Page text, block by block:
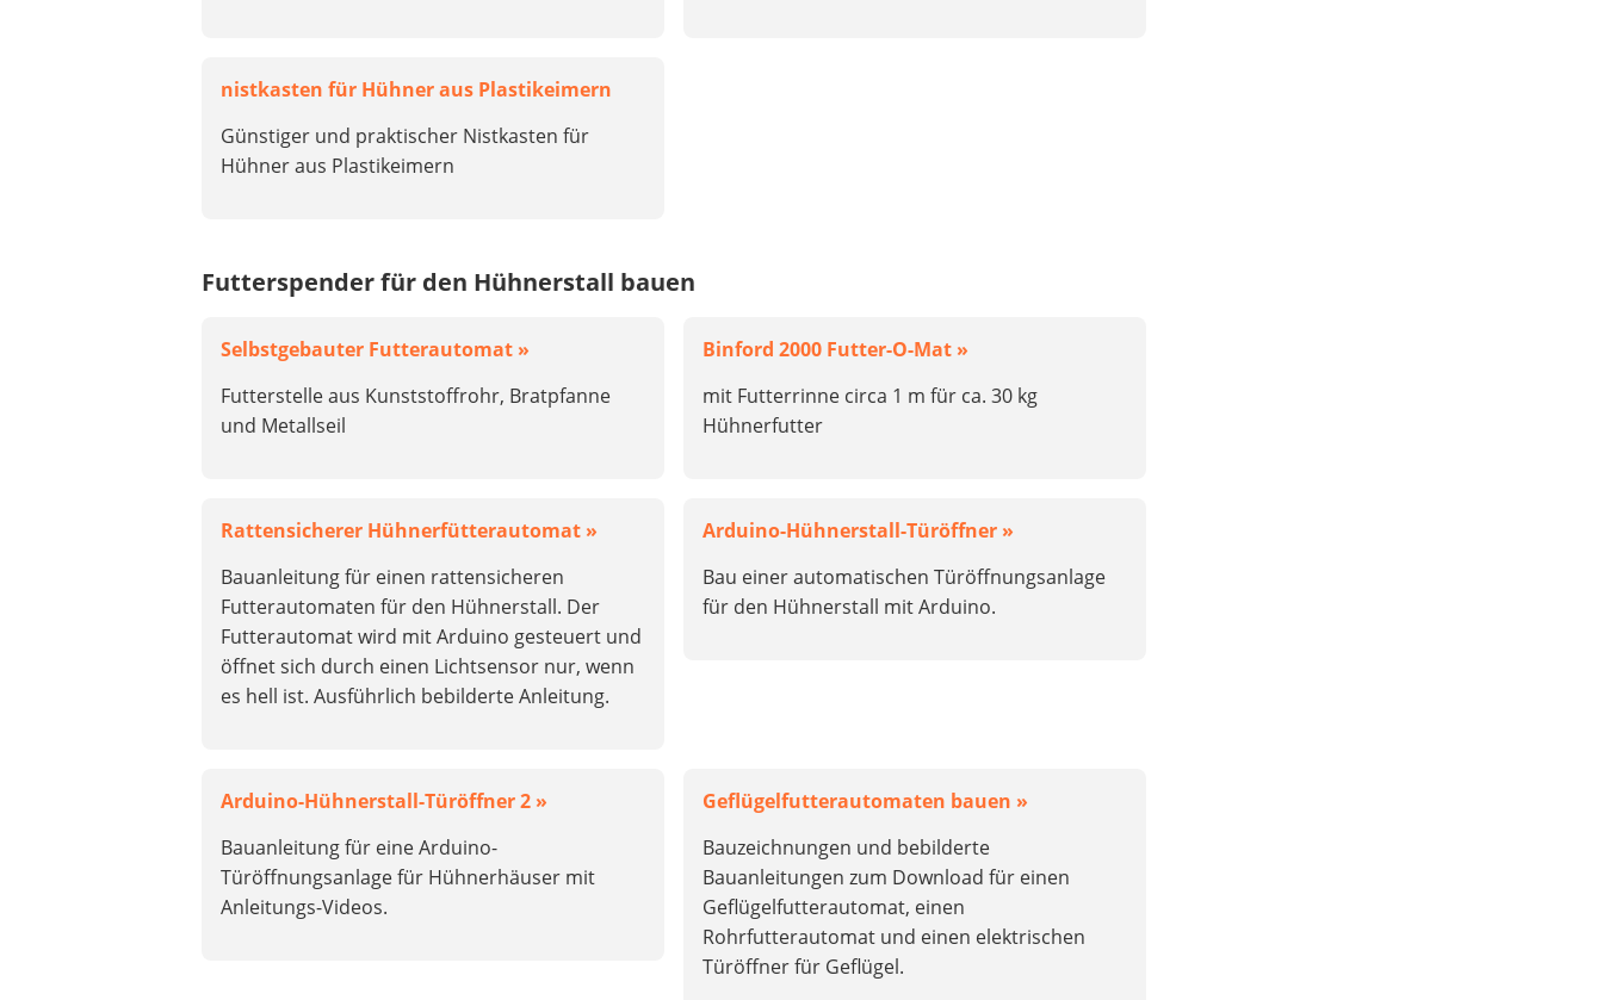
nistkasten für Hühner aus Plastikeimern
Günstiger und praktischer Nistkasten für
Hühner aus Plastikeimern
Futterspender für den Hühnerstall bauen
Selbstgebauter Futterautomat »
Futterstelle aus Kunststoffrohr, Bratpfanne
und Metallseil
Binford 2000 Futter-O-Mat »
mit Futterrinne circa 1 m für ca. 30 kg
Hühnerfutter
Rattensicherer Hühnerfütterautomat »
Bauanleitung für einen rattensicheren
Futterautomaten für den Hühnerstall. Der
Futterautomat wird mit Arduino gesteuert und
öffnet sich durch einen Lichtsensor nur, wenn
es hell ist. Ausführlich bebilderte Anleitung.
Arduino-Hühnerstall-Türöffner »
Bau einer automatischen Türöffnungsanlage
für den Hühnerstall mit Arduino.
Arduino-Hühnerstall-Türöffner 2 »
Bauanleitung für eine Arduino-
Türöffnungsanlage für Hühnerhäuser mit
Anleitungs-Videos.
Geflügelfutterautomaten bauen »
Bauzeichnungen und bebilderte
Bauanleitungen zum Download für einen
Geflügelfutterautomat, einen
Rohrfutterautomat und einen elektrischen
Türöffner für Geflügel.